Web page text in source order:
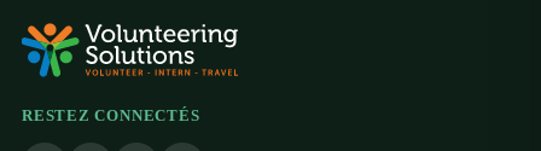
RESTEZ CONNECTÉS